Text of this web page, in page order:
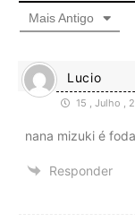
Mais Antigo
Lucio
15 , Julho ,
nana mizuki é foda
Responder